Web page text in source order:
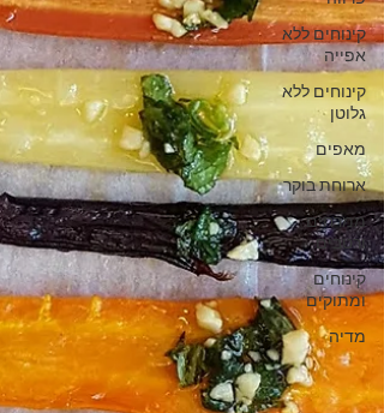
קינוחים ללא
אפייה
קינוחים ללא
גלוטן
מאפים
ארוחת בוקר
ממרחים
ורטבים
קינוחים
ומתוקים
מדיה